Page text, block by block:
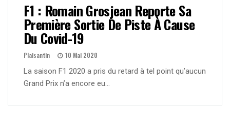
F1 : Romain Grosjean Reporte Sa
Première Sortie De Piste À Cause
Du Covid-19
Plaisantin 10 Mai 2020
La saison F1 2020 a pris du retard à tel point qu’aucun
Grand Prix n’a encore eu…